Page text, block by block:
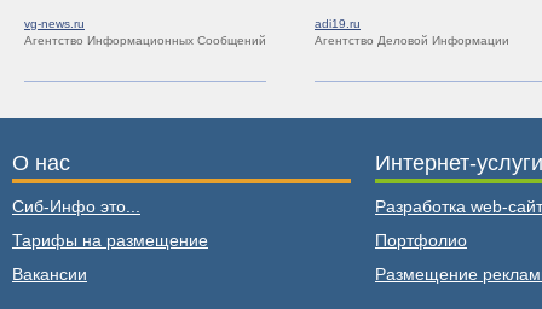
vg-news.ru
Агентство Информационных Сообщений
adi19.ru
Агентство Деловой Информации
О нас
Сиб-Инфо это...
Тарифы на размещение
Вакансии
Интернет-услуги
Разработка web-
Портфолио
Размещение